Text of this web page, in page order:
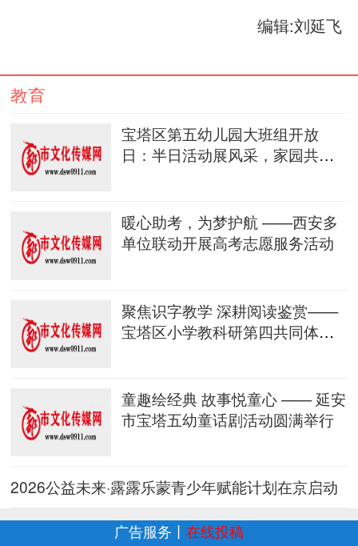
编辑:刘延飞
教育
宝塔区第五幼儿园大班组开放
日：半日活动展风采，家园共育
暖心助考，为梦护航 ——西安多
单位联动开展高考志愿服务活动
聚焦识字教学 深耕阅读鉴赏——
宝塔区小学教科研第四共同体教
童趣绘经典 故事悦童心 —— 延安
市宝塔五幼童话剧活动圆满举行
2026公益未来·露露乐蒙青少年赋能计划在京启动
广告服务 丨 在线投稿